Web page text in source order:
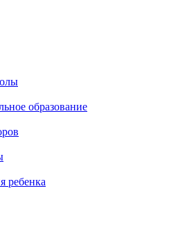
образование
ребенка